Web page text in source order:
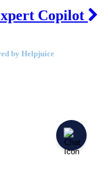
Copilot
by Helpjuice